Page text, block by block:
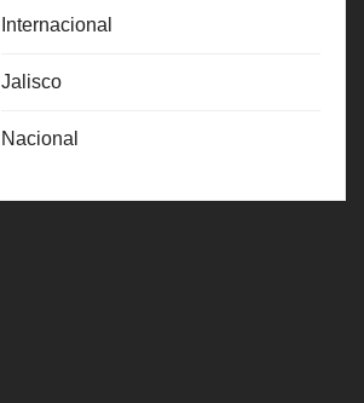
Internacional
Jalisco
Nacional